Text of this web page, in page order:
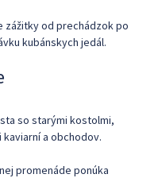
zážitky od prechádzok po
kubánskych jedál.
so starými kostolmi,
kaviarní a obchodov.
promenáde ponúka